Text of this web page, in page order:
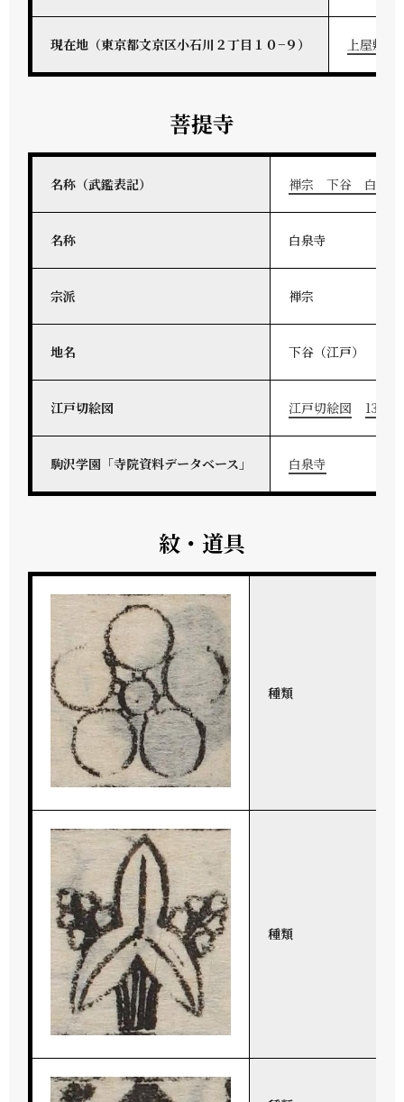
現在地（東京都文京区小石川２丁目１０−９） 上屋敷地
菩提寺
名称（武鑑表記） 禅宗 下谷 白泉寺
名称 白泉寺
宗派 禅宗
地名 下谷（江戸）
江戸切絵図 江戸切絵図 13-328
駒沢学園「寺院資料データベース」 白泉寺
紋・道具
種類
種類